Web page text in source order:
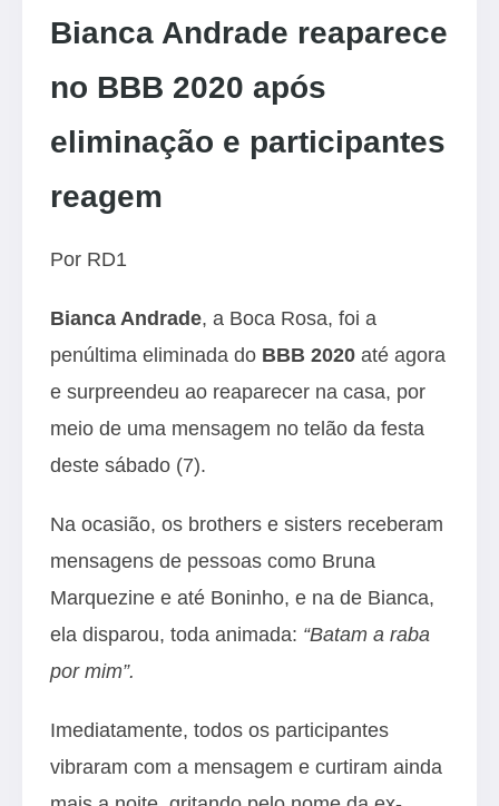
Bianca Andrade reaparece
no BBB 2020 após
eliminação e participantes
reagem
Por RD1
Bianca Andrade, a Boca Rosa, foi a
penúltima eliminada do BBB 2020 até agora
e surpreendeu ao reaparecer na casa, por
meio de uma mensagem no telão da festa
deste sábado (7).
Na ocasião, os brothers e sisters receberam
mensagens de pessoas como Bruna
Marquezine e até Boninho, e na de Bianca,
ela disparou, toda animada: “Batam a raba
por mim”.
Imediatamente, todos os participantes
vibraram com a mensagem e curtiram ainda